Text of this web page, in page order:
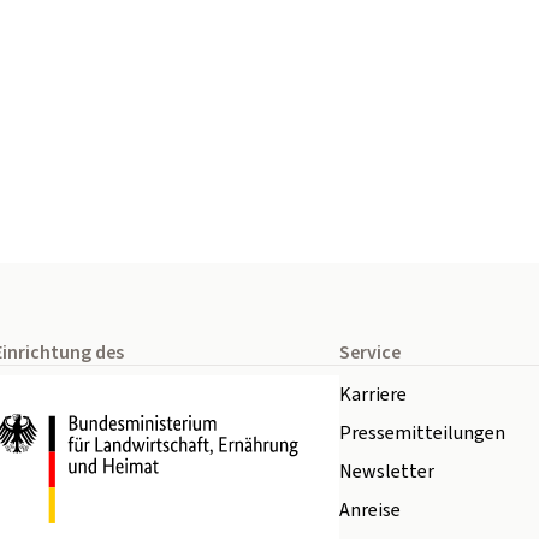
des
Service
Karriere
Pressemitteilungen
Newsletter
Anreise